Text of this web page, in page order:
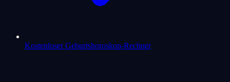
Kostenloser Geburtshoroskop-Rechner